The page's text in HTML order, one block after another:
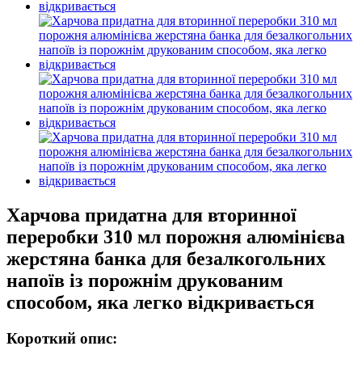
Харчова придатна для вторинної
переробки 310 мл порожня алюмінієва
жерстяна банка для безалкогольних
напоїв із порожнім друкованим
способом, яка легко відкривається
Короткий опис: